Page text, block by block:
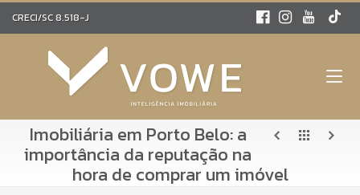
CRECI/SC 8.518-J
Imobiliária em Porto Belo: a
importância da reputação na
hora de comprar um imóvel